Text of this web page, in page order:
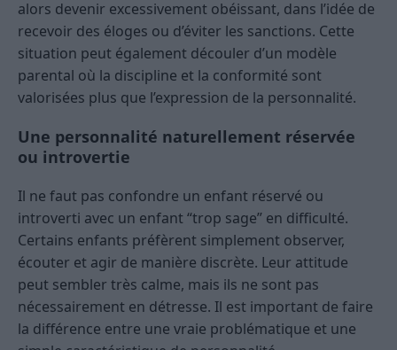
alors devenir excessivement obéissant, dans l’idée de
recevoir des éloges ou d’éviter les sanctions. Cette
situation peut également découler d’un modèle
parental où la discipline et la conformité sont
valorisées plus que l’expression de la personnalité.
Une personnalité naturellement réservée
ou introvertie
Il ne faut pas confondre un enfant réservé ou
introverti avec un enfant “trop sage” en difficulté.
Certains enfants préfèrent simplement observer,
écouter et agir de manière discrète. Leur attitude
peut sembler très calme, mais ils ne sont pas
nécessairement en détresse. Il est important de faire
la différence entre une vraie problématique et une